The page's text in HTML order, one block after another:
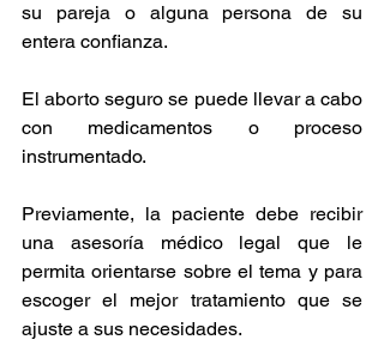
su pareja o alguna persona de su
entera confianza.
El aborto seguro se puede llevar a cabo
con medicamentos o proceso
instrumentado.
Previamente, la paciente debe recibir
una asesoría médico legal que le
permita orientarse sobre el tema y para
escoger el mejor tratamiento que se
ajuste a sus necesidades.